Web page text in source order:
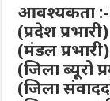
आवश्यकता
(प्रदेश प्रभारी)
(मंडल प्रभारी)
(जिला ब्यूरो
(जिला